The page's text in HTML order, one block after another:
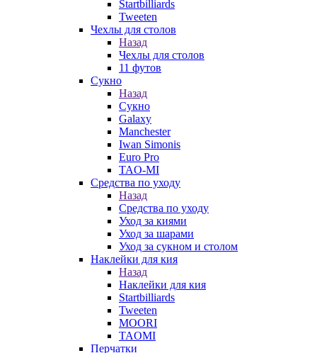
Startbilliards
Tweeten
Чехлы для столов
Назад
Чехлы для столов
11 футов
Сукно
Назад
Сукно
Galaxy
Manchester
Iwan Simonis
Euro Pro
TAO-MI
Средства по уходу
Назад
Средства по уходу
Уход за киями
Уход за шарами
Уход за сукном и столом
Наклейки для кия
Назад
Наклейки для кия
Startbilliards
Tweeten
MOORI
TAOMI
Перчатки